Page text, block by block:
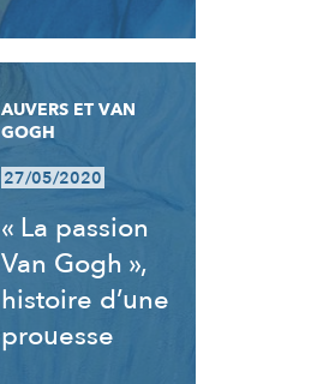
AUVERS ET VAN
GOGH
27/05/2020
« La passion
Van Gogh »,
histoire d’une
prouesse